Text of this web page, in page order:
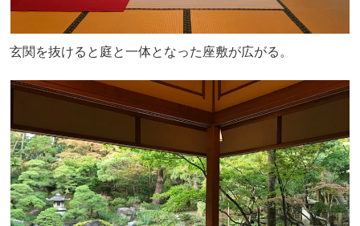
玄関を抜けると庭と一体となった座敷が広がる。